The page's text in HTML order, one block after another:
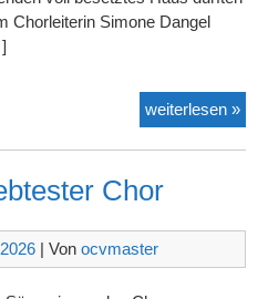
Chorleiterin Simone Dangel
weiterlesen »
–
Chor
| Von ocvmaster